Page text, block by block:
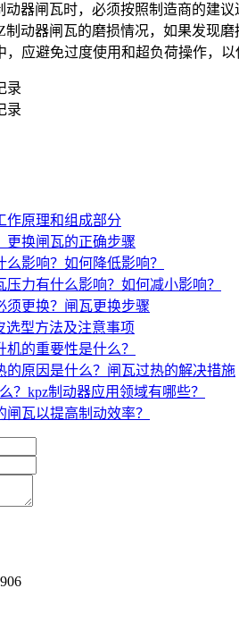
闸瓦时，必须按照制造商的建议
器闸瓦的磨损情况，如果发现磨
避免过度使用和超负荷操作，以
录
录
作原理和组成部分
更换闸瓦的正确步骤
么影响？如何降低影响？
压力有什么影响？如何减小影响？
须更换？闸瓦更换步骤
选型方法及注意事项
的重要性是什么？
的原因是什么？闸瓦过热的解决措施
？kpz制动器应用领域有哪些？
瓦以提高制动效率？